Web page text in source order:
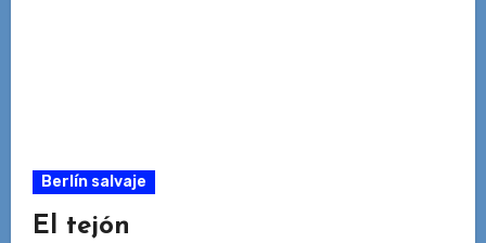
Berlín salvaje
El tejón